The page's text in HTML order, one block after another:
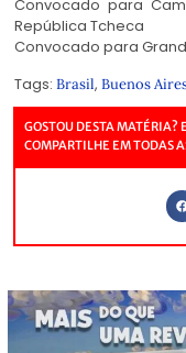
Convocado para
República Tcheca
Convocado para
Tags: Brasil, Buenos
GOSTOU DESTA MATÉRIA?
COMPARTILHE EM TODAS